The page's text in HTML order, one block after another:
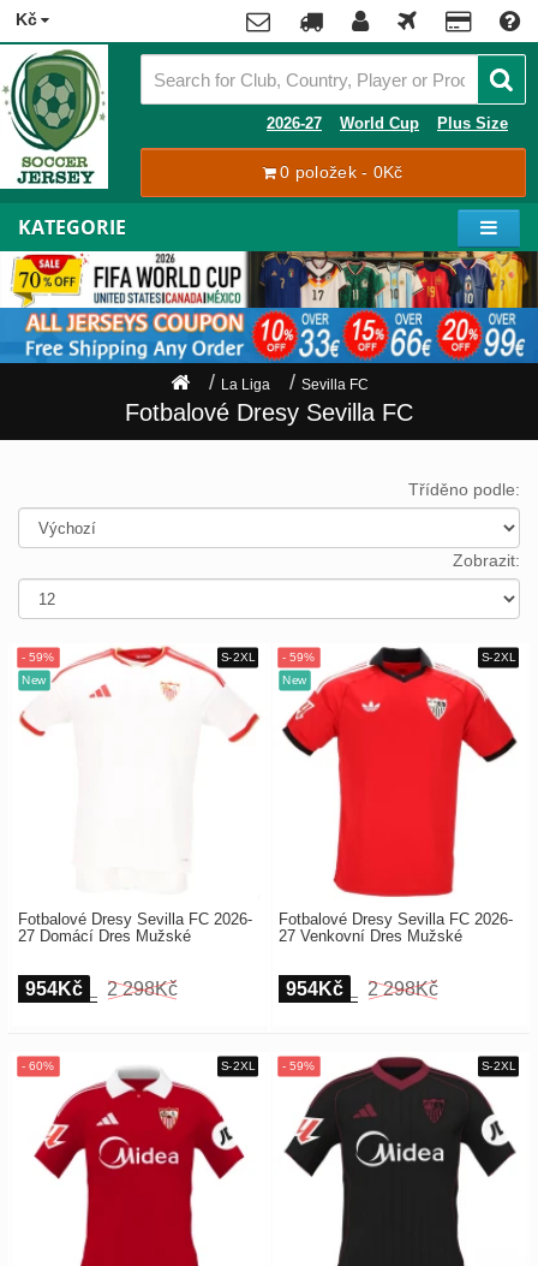
Kč
Contact
Tracking
Můj
účet
Zaregistrovat
se
Payment
Nákupní
Objednat
2026-27 World Cup Plus Size
0 položek - 0Kč
x
KATEGORIE
Premier
League
La
Liga
Bundesliga
Serie
A
Ligue
1
2026
Europe
UEFA
CONMEBOL
Other
Teams
Retro
La Liga Sevilla FC
Fotbalové Dresy Sevilla FC
Tříděno podle:
Zobrazit:
Fotbalové Dresy Sevilla FC 2026-
27 Domácí Dres Mužské
954Kč 2 298Kč
Fotbalové Dresy Sevilla FC 2026-
27 Venkovní Dres Mužské
954Kč 2 298Kč